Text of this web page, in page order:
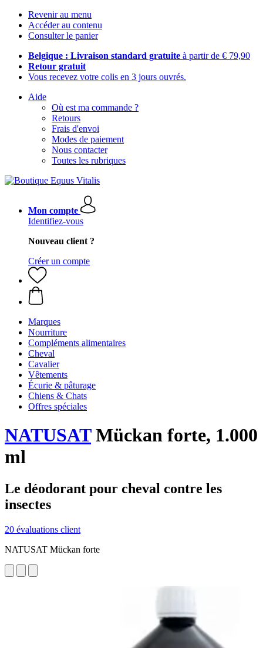
Revenir au menu
Accéder au contenu
Consulter le panier
Belgique : Livraison standard gratuite à partir de € 79,90
Retour gratuit
Vous recevez votre colis en 3 jours ouvrés.
Aide
Où est ma commande ?
Retours
Frais d'envoi
Modes de paiement
Nous contacter
Toutes les rubriques
Mon compte
Identifiez-vous
Nouveau client ?
Créer un compte
Marques
Nourriture
Compléments alimentaires
Cheval
Cavalier
Vêtements
Écurie & pâturage
Chiens & Chats
Offres spéciales
NATUSATMückan forte, 1.000
ml
Le déodorant pour cheval contre les
insectes
20 évaluations client
NATUSAT Mückan forte